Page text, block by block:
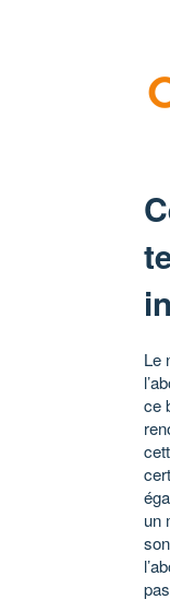
Le
ce
un